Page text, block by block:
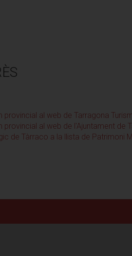
provincial al web de Tarragona
provincial al web de l'Ajuntament de
de Tàrraco a la llista de Patrimoni